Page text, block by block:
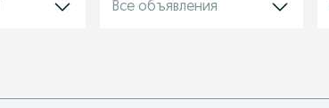
Все объявления